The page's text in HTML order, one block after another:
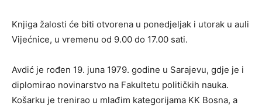
Knjiga žalosti će biti otvorena u ponedjeljak i utorak u auli
Vijećnice, u vremenu od 9.00 do 17.00 sati.
Avdić je rođen 19. juna 1979. godine u Sarajevu, gdje je i
diplomirao novinarstvo na Fakultetu političkih nauka.
Košarku je trenirao u mlađim kategorijama KK Bosna, a